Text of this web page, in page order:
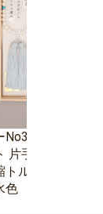
3 ホワイ
片手8mm 水晶
ルコ石二天
色